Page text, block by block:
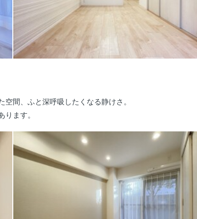
間、ふと深呼吸したくなる静けさ。
ます。